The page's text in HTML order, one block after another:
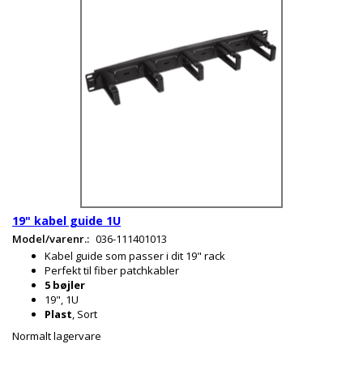
19" kabel guide 1U
Model/varenr.: 036-111401013
Kabel guide som passer i dit 19" rack
Perfekt til fiber patchkabler
5 bøjler
19", 1U
Plast, Sort
Normalt lagervare